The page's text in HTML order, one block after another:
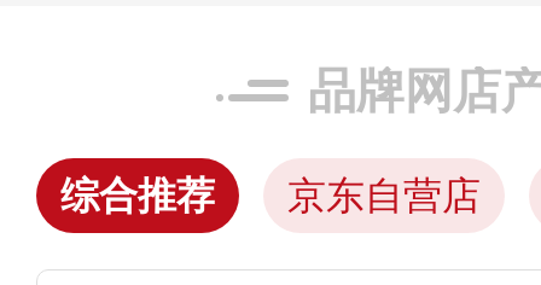
品牌网店
综合推荐 京东自营店